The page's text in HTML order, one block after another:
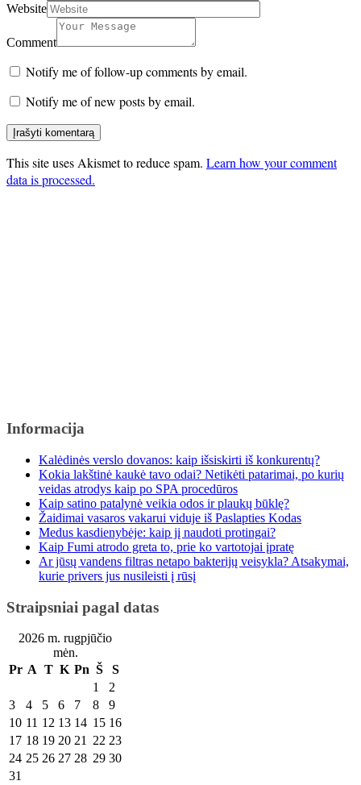
Website
Comment
Notify me of follow-up comments by email.
Notify me of new posts by email.
This site uses Akismet to reduce spam. Learn how your comment
data is processed.
Informacija
Kalėdinės verslo dovanos: kaip išsiskirti iš konkurentų?
Kokia lakštinė kaukė tavo odai? Netikėti patarimai, po kurių
veidas atrodys kaip po SPA procedūros
Kaip satino patalynė veikia odos ir plaukų būklę?
Žaidimai vasaros vakarui viduje iš Paslapties Kodas
Medus kasdienybėje: kaip jį naudoti protingai?
Kaip Fumi atrodo greta to, prie ko vartotojai įpratę
Ar jūsų vandens filtras netapo bakterijų veisykla? Atsakymai,
kurie privers jus nusileisti į rūsį
Straipsniai pagal datas
2026 m. rugpjūčio
mėn.
Pr A T K Pn Š
S
1
2
3
4 5 6 7 8
9
10 11 12 13 14 15 16
17 18 19 20 21 22 23
24 25 26 27 28 29 30
31